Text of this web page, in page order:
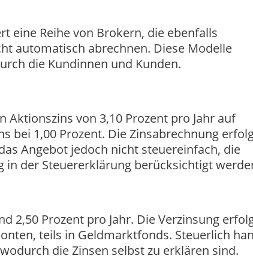
eine Reihe von Brokern, die ebenfalls
automatisch abrechnen. Diese Modelle
die Kundinnen und Kunden.
von 3,10 Prozent pro Jahr auf
bei 1,00 Prozent. Die Zinsabrechnung
Angebot jedoch nicht steuereinfach, die
der Steuererklärung berücksichtigt
2,50 Prozent pro Jahr. Die Verzinsung
teils in Geldmarktfonds. Steuerlich
die Zinsen selbst zu erklären sind.